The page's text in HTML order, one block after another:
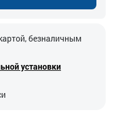
безналичным
установки